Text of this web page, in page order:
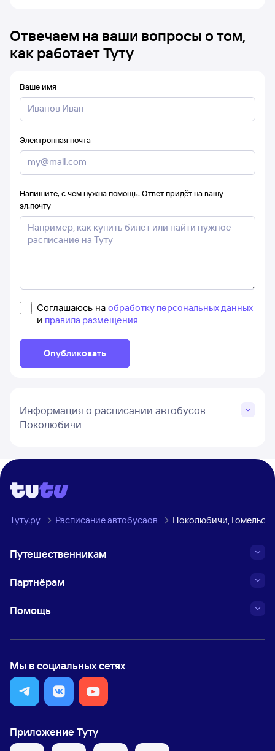
Отвечаем на ваши вопросы о том,
как работает Туту
Ваше имя
Электронная почта
Напишите, с чем нужна помощь. Ответ придёт на вашу
эл.почту
Соглашаюсь на обработку персональных данных
и правила размещения
Опубликовать
Информация о расписании автобусов
Поколюбичи
Туту.ру Расписание автобусаов Поколюбичи,
Путешественникам
Партнёрам
Помощь
Мы в социальных сетях
Приложение Туту